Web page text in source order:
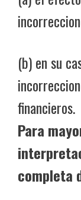
(b) en su
financieros.
Para
completa